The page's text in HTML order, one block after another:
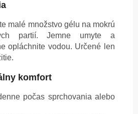
malé množstvo gélu na mokrú
partií. Jemne umyte a
opláchnite vodou. Určené len
komfort
počas sprchovania alebo